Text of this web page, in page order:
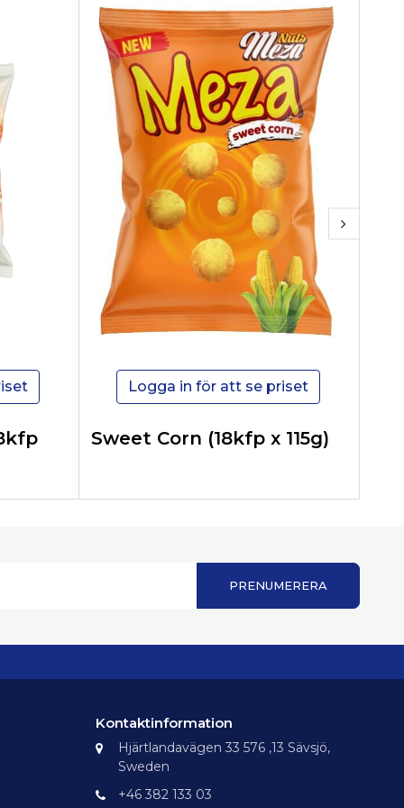
Logga in för att se priset
Sweet Corn (18kfp x 115g)
PRENUMERERA
Kontaktinformation
Hjärtlandavägen 33 576 ,13 Sävsjö,
Sweden
+46 382 133 03